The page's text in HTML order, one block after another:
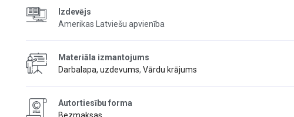
Izdevējs
Amerikas Latviešu apvienība
Materiāla izmantojums
Darbalapa, uzdevums, Vārdu krājums
Autortiesību forma